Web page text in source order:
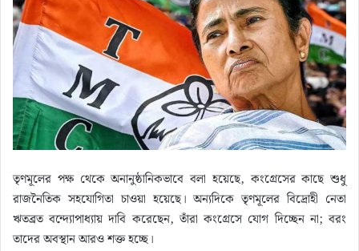
তৃণমূলের পক্ষ থেকে অনানুষ্ঠানিকভাবে বলা হয়েছে, কংগ্রেসের কাছে শুধু
রাজনৈতিক সহযোগিতা চাওয়া হয়েছে। অন্যদিকে তৃণমূলের বিদ্রোহী নেতা
ঋতব্রত বন্দ্যোপাধ্যায় দাবি করেছেন, তাঁরা কংগ্রেসে যোগ দিচ্ছেন না; বরং
তাদের অবস্থান আরও শক্ত হচ্ছে।